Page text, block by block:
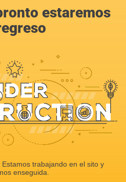
estaremos
trabajando en el sito y
enseguida.